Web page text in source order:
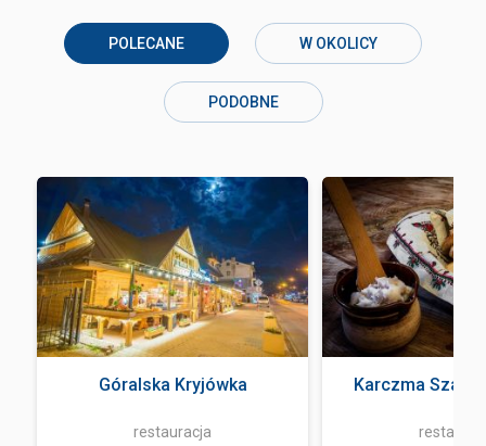
POLECANE W OKOLICY
PODOBNE
Góralska Kryjówka
restauracja
Karczma